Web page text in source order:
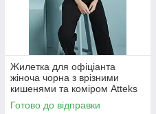
Жилетка для офіціанта
жіноча чорна з врізними
кишенями та коміром Atteks
— 01111
Готово до відправки